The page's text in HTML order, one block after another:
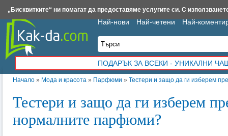
Начало » Мода и красота » Парфюми » Тестери и защо да ги изберем
Тестери и защо да ги изберем
нормалните парфюми?
Най-нови Най-четени Най-
ПОДАРЪК ЗА ВСЕКИ - УНИКАЛНИ
Insert.bg Framar.bg Kak-da.com Iztochnik.com BauBau.bg NewAge.bg
„Бисквитките“ ни помагат да предоставяме услугите си. С